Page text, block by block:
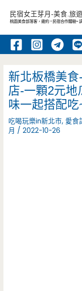
內
民宿女王芽月-美食.旅
桃園美食部落客，邀約 -民宿合作體驗~
新北板橋美
店-一顆2元地
味一起搭配吃
吃喝玩樂in新北市, 愛食
月 /2022-10-26